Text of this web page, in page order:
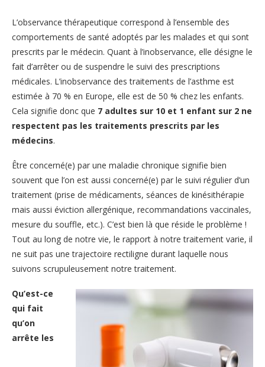
L’observance thérapeutique correspond à l’ensemble des
comportements de santé adoptés par les malades et qui sont
prescrits par le médecin. Quant à l’inobservance, elle désigne le
fait d’arrêter ou de suspendre le suivi des prescriptions
médicales. L’inobservance des traitements de l’asthme est
estimée à 70 % en Europe, elle est de 50 % chez les enfants.
Cela signifie donc que 7 adultes sur 10 et 1 enfant sur 2 ne
respectent pas les traitements prescrits par les
médecins.
Être concerné(e) par une maladie chronique signifie bien
souvent que l’on est aussi concerné(e) par le suivi régulier d’un
traitement (prise de médicaments, séances de kinésithérapie
mais aussi éviction allergénique, recommandations vaccinales,
mesure du souffle, etc.). C’est bien là que réside le problème !
Tout au long de notre vie, le rapport à notre traitement varie, il
ne suit pas une trajectoire rectiligne durant laquelle nous
suivons scrupuleusement notre traitement.
Qu’est-ce
qui fait
qu’on
arrête les